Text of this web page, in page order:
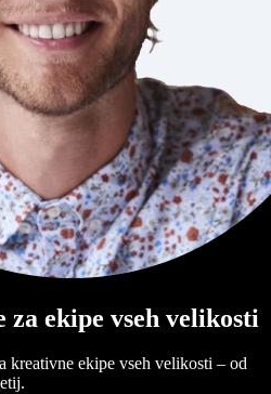
za ekipe vseh velikosti
kreativne ekipe vseh velikosti – od